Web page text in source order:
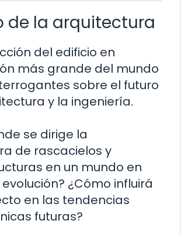
de la arquitectura
del edificio en
más grande del mundo
sobre el futuro
y la ingeniería.
se dirige la
de rascacielos y
en un mundo en
¿Cómo influirá
en las tendencias
futuras?